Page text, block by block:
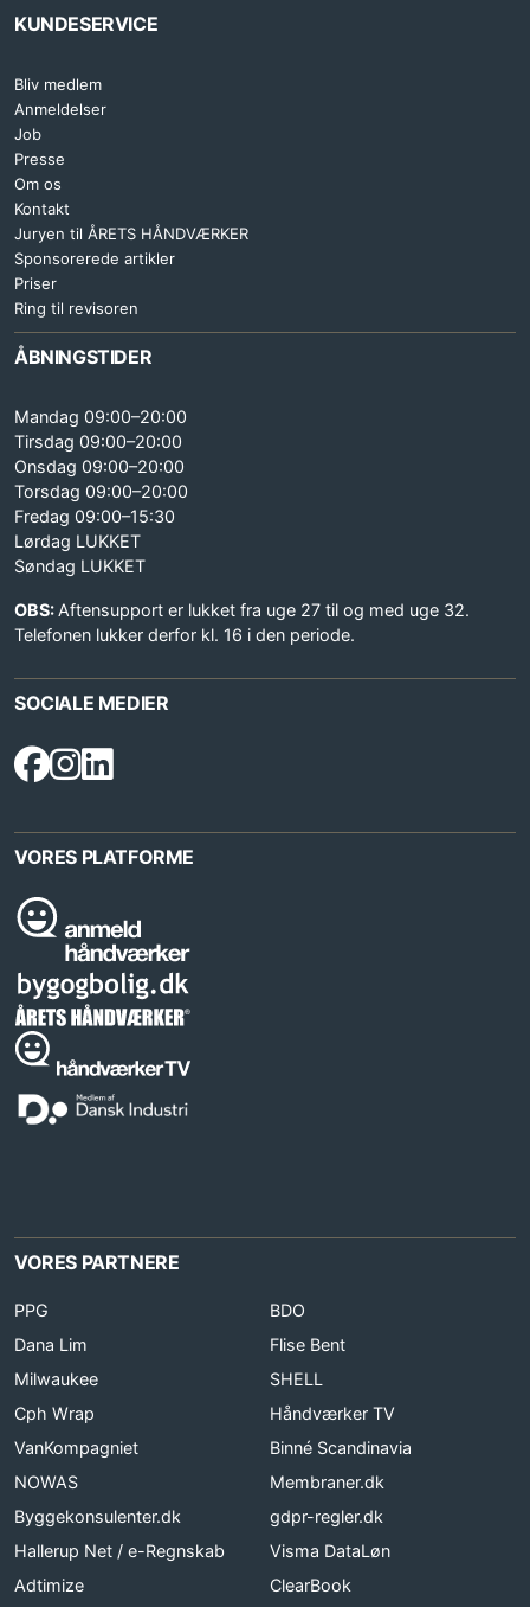
KUNDESERVICE
Bliv medlem
Anmeldelser
Job
Presse
Om os
Kontakt
Juryen til ÅRETS HÅNDVÆRKER
Sponsorerede artikler
Priser
Ring til revisoren
ÅBNINGSTIDER
Mandag 09:00–20:00
Tirsdag 09:00–20:00
Onsdag 09:00–20:00
Torsdag 09:00–20:00
Fredag 09:00–15:30
Lørdag LUKKET
Søndag LUKKET
OBS: Aftensupport er lukket fra uge 27 til og med uge 32.
Telefonen lukker derfor kl. 16 i den periode.
SOCIALE MEDIER
VORES PLATFORME
VORES PARTNERE
PPG
BDO
Dana Lim
Flise Bent
Milwaukee
SHELL
Cph Wrap
Håndværker TV
VanKompagniet
Binné Scandinavia
NOWAS
Membraner.dk
Byggekonsulenter.dk
gdpr-regler.dk
Hallerup Net / e-Regnskab
Visma DataLøn
Adtimize
ClearBook